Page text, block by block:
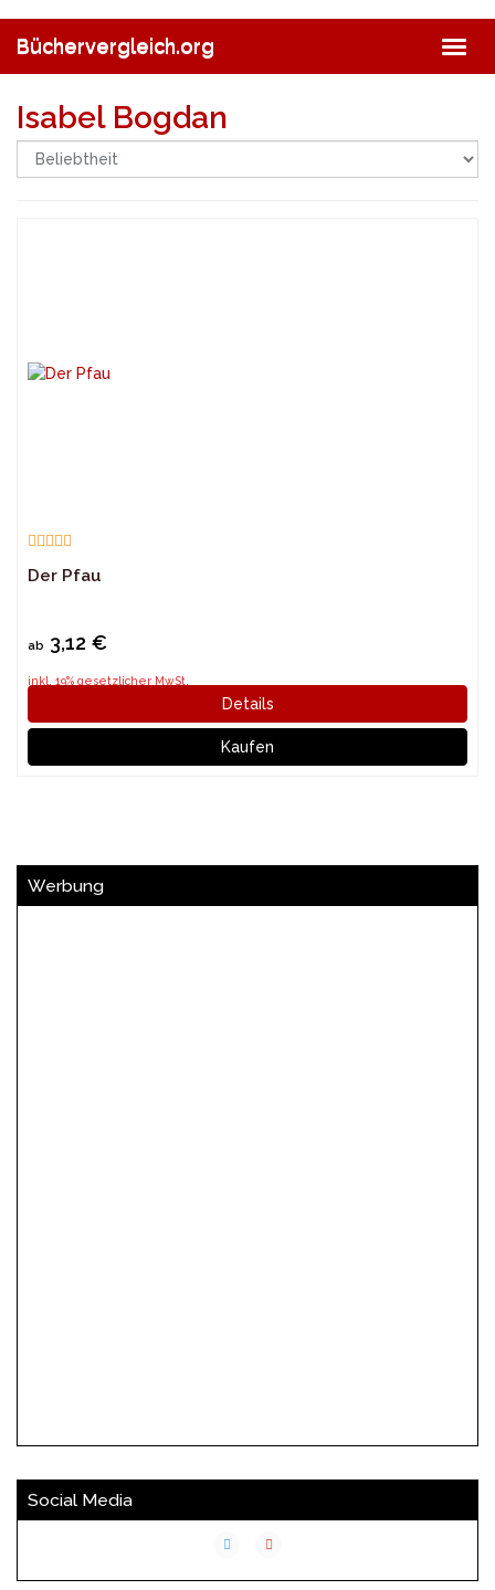
main
content
Büchervergleich.org
Isabel Bogdan
Der Pfau
ab 3,12 €
inkl. 19% gesetzlicher MwSt.
Details
Kaufen
Werbung
Social Media